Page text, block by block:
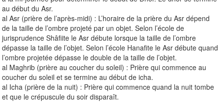
au début du Asr.
al Asr (prière de l’après-midi) : L’horaire de la prière du Asr dépend
de la taille de l’ombre projeté par un objet. Selon l’école de
jurisprudence Shâfiite le Asr débute lorsque la taille de l’ombre
dépasse la taille de l’objet. Selon l’école Hanafite le Asr débute quand
l’ombre projetée dépasse le double de la taille de l’objet.
al Maghrib (prière au coucher du soleil) : Prière qui commence au
coucher du soleil et se termine au début de icha.
al Icha (prière de la nuit) : Prière qui commence quand la nuit tombe
et que le crépuscule du soir disparaît.